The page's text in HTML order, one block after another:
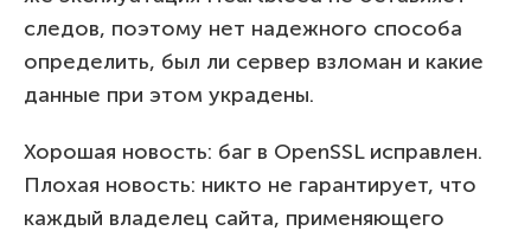
следов, поэтому нет надежного способа
определить, был ли сервер взломан и какие
данные при этом украдены.
Хорошая новость: баг в OpenSSL исправлен.
Плохая новость: никто не гарантирует, что
каждый владелец сайта, применяющего